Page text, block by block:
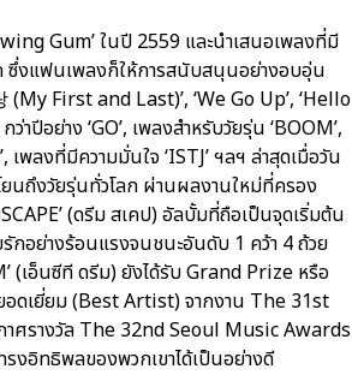
Gum’ ในปี 2559 และนำเสนอเพลงที่มี
ซึ่งแฟนเพลงก็ให้การสนับสนุนอย่างอบอุ่น
First and Last)’, ‘We Go Up’, ‘Hello
ปีอย่าง ‘GO’, เพลงสำหรับวัยรุ่น ‘BOOM’,
พลงที่มีความมั่นใจ ‘ISTJ’ ฯลฯ ล่าสุดเมื่อวัน
ยนถึงวัยรุ่นทั่วโลก ผ่านผลงานใหม่ที่ครอง
(ดรีม สเคป) อัลบั้มที่ถือเป็นจุดเริ่มต้น
รักอย่างร้อนแรงจนชนะอันดับ 1 คว้า 4 ถ้วย
(เอ็นซีที ดรีม) ยังได้รับ Grand Prize หรือ
อดเยี่ยม (Best Artist) จากงาน The 31st
ศรางวัล The 32nd Seoul Music Awards
อิทธิพลของพวกเขาได้เป็นอย่างดี